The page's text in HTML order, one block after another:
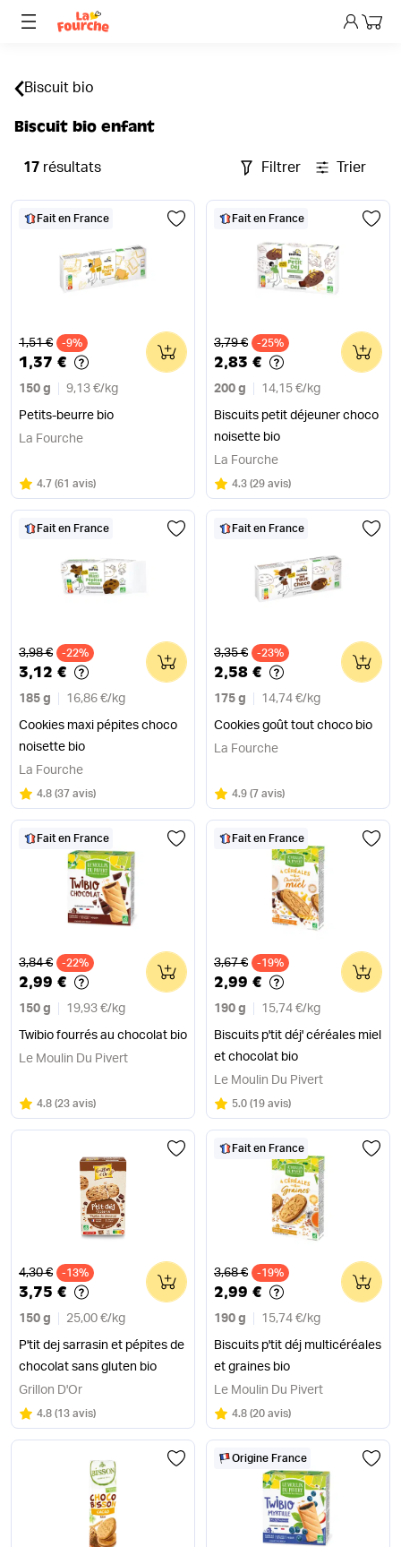
Mon
Biscuit bio
Biscuit bio enfant
17 résultats Filtrer Trier
Fait en France
Ancien prix
1,51 € -9%
1,37 €
150 g 9,13 €/ kg
Petits-beurre bio
0
La Fourche
Note
4.7 sur 5
(61 avis)
Fait en France
Ancien prix
3,79 € -25%
2,83 €
200 g 14,15 €/ kg
Biscuits petit déjeuner choco
noisette bio
0
La Fourche
Note
4.3 sur 5
(29 avis)
Fait en France
Ancien prix
3,98 € -22%
3,12 €
185 g 16,86 €/ kg
Cookies maxi pépites choco
noisette bio
0
La Fourche
Note
4.8 sur 5
(37 avis)
Fait en France
Ancien prix
3,35 € -23%
2,58 €
175 g 14,74 €/ kg
Cookies goût tout choco bio
0
La Fourche
Note
4.9 sur 5
(7 avis)
Fait en France
Ancien prix
3,84 € -22%
2,99 €
150 g 19,93 €/ kg
Twibio fourrés au chocolat bio
0
Le Moulin Du Pivert
Note
4.8 sur 5
(23 avis)
Fait en France
Ancien prix
3,67 € -19%
2,99 €
190 g 15,74 €/ kg
Biscuits p'tit déj' céréales miel
et chocolat bio
0
Le Moulin Du Pivert
Note
5.0 sur 5
(19 avis)
Ancien prix
4,30 € -13%
3,75 €
150 g 25,00 €/ kg
P'tit dej sarrasin et pépites de
chocolat sans gluten bio
0
Grillon D'Or
Note
4.8 sur 5
(13 avis)
Fait en France
Ancien prix
3,68 € -19%
2,99 €
190 g 15,74 €/ kg
Biscuits p'tit déj multicéréales
et graines bio
0
Le Moulin Du Pivert
Note
4.8 sur 5
(20 avis)
Origine France